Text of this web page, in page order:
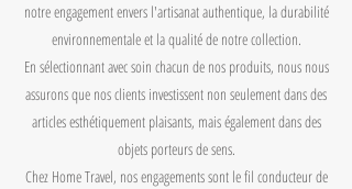
notre engagement envers l'artisanat authentique, la durabilité
environnementale et la qualité de notre collection.
En sélectionnant avec soin chacun de nos produits, nous nous
assurons que nos clients investissent non seulement dans des
articles esthétiquement plaisants, mais également dans des
objets porteurs de sens.
Chez Home Travel, nos engagements sont le fil conducteur de